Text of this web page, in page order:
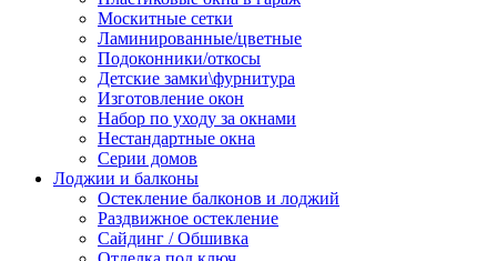
Москитные сетки
Ламинированные/цветные
Подоконники/откосы
Детские замки\фурнитура
Изготовление окон
Набор по уходу за окнами
Нестандартные окна
Серии домов
Лоджии и балконы
Остекление балконов и лоджий
Раздвижное остекление
Сайдинг / Обшивка